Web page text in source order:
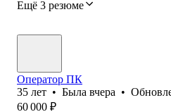
Ещё 3 резюме
Оператор ПК
35 лет • Была вчера •
60 000 ₽